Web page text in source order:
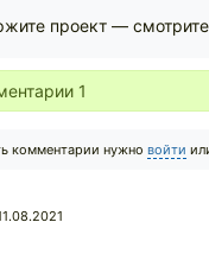
проект —
1
комментарии нужно войти